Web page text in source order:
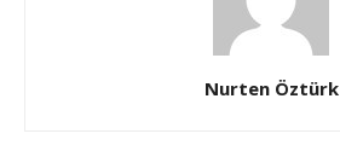
Nurten Öztürk